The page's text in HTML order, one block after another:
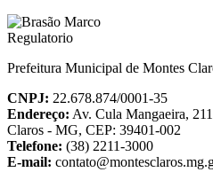
Prefeitura Municipal de Montes
CNPJ: 22.678.874/0001-35
Endereço: Av. Cula Mangaeira,
Claros - MG, CEP: 39401-002
Telefone: (38) 2211-3000
E-mail: